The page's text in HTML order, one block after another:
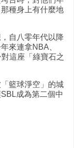
種身上有什麼地
自八零年代以降
來連拿NBA、
這座「綠寶石之
籃球淨空」的城
成為第二個中